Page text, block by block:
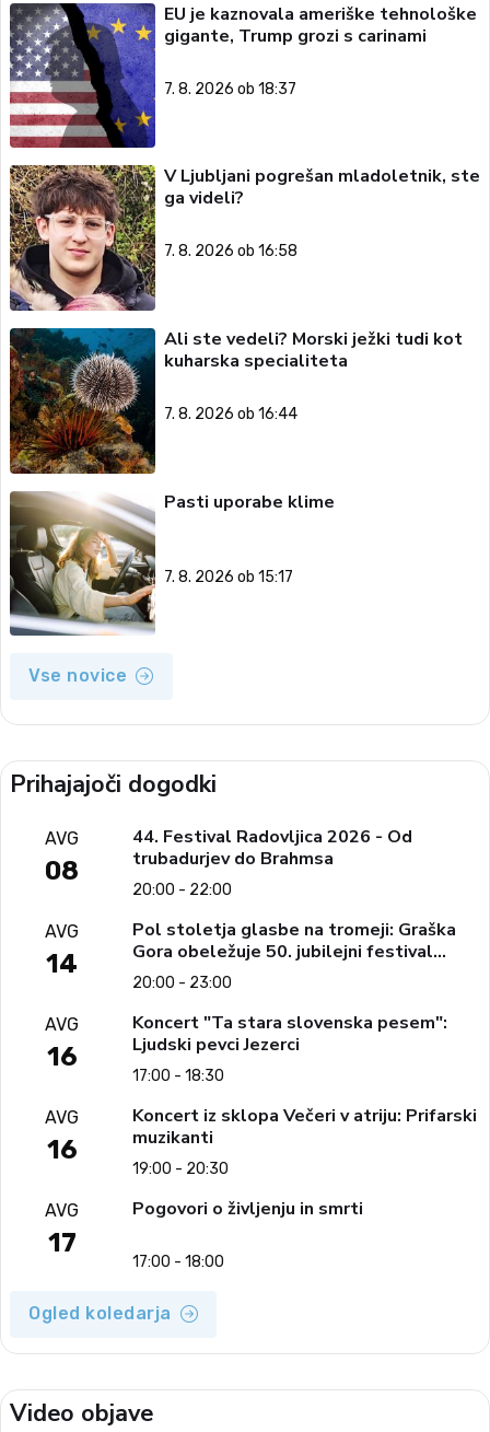
EU je kaznovala ameriške tehnološke
gigante, Trump grozi s carinami
7. 8. 2026 ob 18:37
V Ljubljani pogrešan mladoletnik, ste
ga videli?
7. 8. 2026 ob 16:58
Ali ste vedeli? Morski ježki tudi kot
kuharska specialiteta
7. 8. 2026 ob 16:44
Pasti uporabe klime
7. 8. 2026 ob 15:17
Vse novice
Prihajajoči dogodki
AVG
08
44. Festival Radovljica 2026 - Od
trubadurjev do Brahmsa
20:00 - 22:00
AVG
14
Pol stoletja glasbe na tromeji: Graška
Gora obeležuje 50. jubilejni festival
narodno-zabavne glasbe
20:00 - 23:00
AVG
16
Koncert "Ta stara slovenska pesem":
Ljudski pevci Jezerci
17:00 - 18:30
AVG
16
Koncert iz sklopa Večeri v atriju: Prifarski
muzikanti
19:00 - 20:30
AVG
17
Pogovori o življenju in smrti
17:00 - 18:00
Ogled koledarja
Video objave